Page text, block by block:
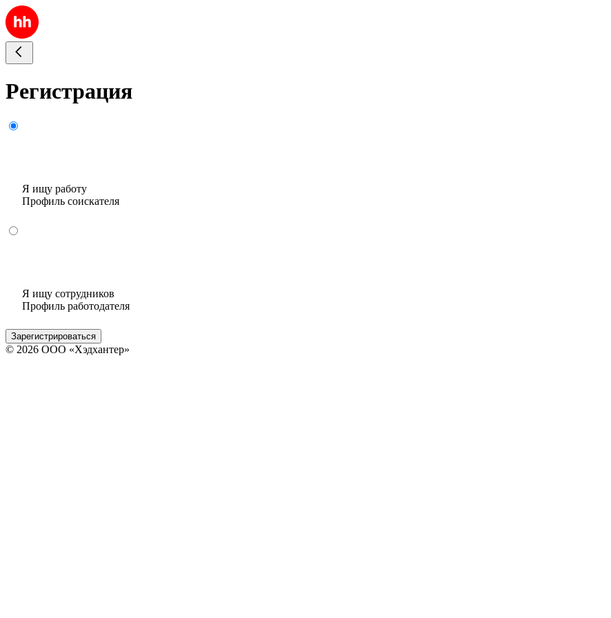
Регистрация
Я ищу работу
Профиль соискателя
Я ищу сотрудников
Профиль работодателя
Зарегистрироваться
© 2026 ООО «Хэдхантер»